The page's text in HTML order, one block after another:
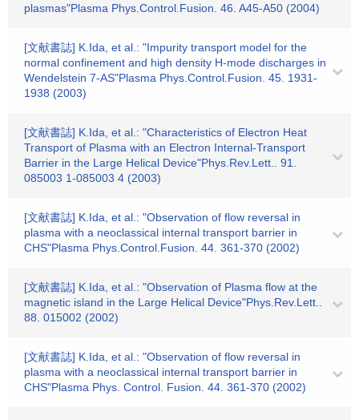
plasmas"Plasma Phys.Control.Fusion. 46. A45-A50 (2004)
[文献書誌] K.Ida, et al.: "Impurity transport model for the
normal confinement and high density H-mode discharges in
Wendelstein 7-AS"Plasma Phys.Control.Fusion. 45. 1931-
1938 (2003)
[文献書誌] K.Ida, et al.: "Characteristics of Electron Heat
Transport of Plasma with an Electron Internal-Transport
Barrier in the Large Helical Device"Phys.Rev.Lett.. 91.
085003 1-085003 4 (2003)
[文献書誌] K.Ida, et al.: "Observation of flow reversal in
plasma with a neoclassical internal transport barrier in
CHS"Plasma Phys.Control.Fusion. 44. 361-370 (2002)
[文献書誌] K.Ida, et al.: "Observation of Plasma flow at the
magnetic island in the Large Helical Device"Phys.Rev.Lett..
88. 015002 (2002)
[文献書誌] K.Ida, et al.: "Observation of flow reversal in
plasma with a neoclassical internal transport barrier in
CHS"Plasma Phys. Control. Fusion. 44. 361-370 (2002)